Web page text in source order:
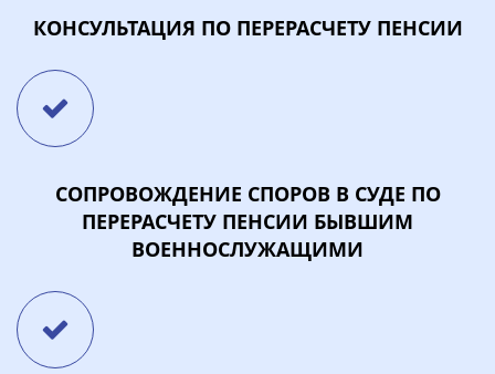
КОНСУЛЬТАЦИЯ ПО ПЕРЕРАСЧЕТУ ПЕНСИИ
СОПРОВОЖДЕНИЕ СПОРОВ В СУДЕ ПО
ПЕРЕРАСЧЕТУ ПЕНСИИ БЫВШИМ
ВОЕННОСЛУЖАЩИМИ